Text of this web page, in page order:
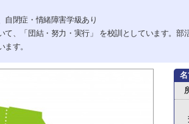
閉症・情緒障害学級あり
て、「団結・努力・実行」 を校訓としています。
す。
名